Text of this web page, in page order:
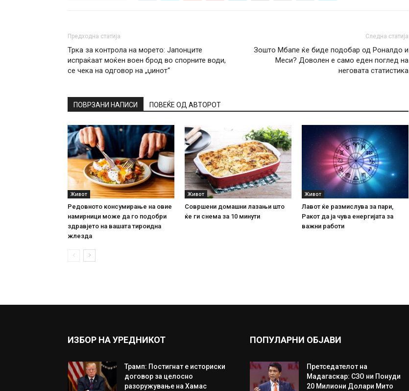
Предходна статија
Трка за контрола на морето: Јапонците
испраќаат моќен воен брод во спорните води,
се чека на одговор на „џинот“
Следна статија
Зошто Мбапе ќе биде подобар од Роналдо и
Меси? Доволен е само еден поглед на
неговата статистика
ПОВРЗАНИ НАПИСИ ПОВЕЌЕ ОД АВТОРОТ
Живот
Редовното консумирање на овие
намирници може да го подобри
здравјето на вашата тироидна
жлезда
Живот
Совршени домашни лазањи што
ќе ги снема за 10 минути
Живот
Лавот ќе размислува за пари,
Ракот да ја чува енергијата за
важни работи
ИЗБОР НА УРЕДНИКОТ
Трамп: Постигнат е историски
договор за целосно
разоружување на Хамас
ПОПУЛАРНИ ОБЈАВИ
Претседателот на
Мадагаскар: СЗО ни Понуди
20 Милиони Долари Мито